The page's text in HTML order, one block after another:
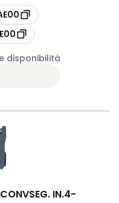
disponibilità
IN.4-